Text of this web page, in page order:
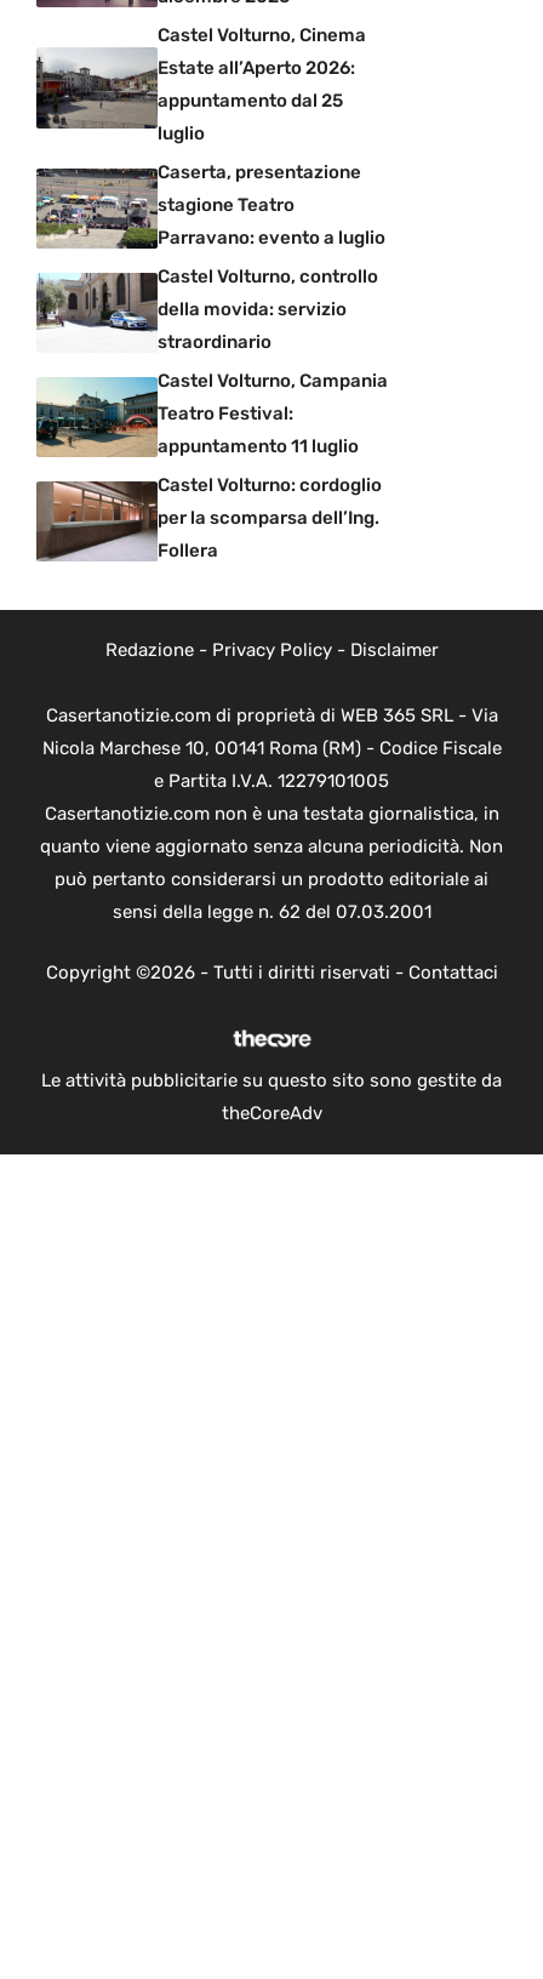
Castel Volturno, Cinema
Estate all’Aperto 2026:
appuntamento dal 25
luglio
Caserta, presentazione
stagione Teatro
Parravano: evento a luglio
Castel Volturno, controllo
della movida: servizio
straordinario
Castel Volturno, Campania
Teatro Festival:
appuntamento 11 luglio
Castel Volturno: cordoglio
per la scomparsa dell’Ing.
Follera
Redazione- Privacy Policy- Disclaimer
Casertanotizie.com di proprietà di WEB 365 SRL - Via
Nicola Marchese 10, 00141 Roma (RM) - Codice Fiscale
e Partita I.V.A. 12279101005
Casertanotizie.com non è una testata giornalistica, in
quanto viene aggiornato senza alcuna periodicità. Non
può pertanto considerarsi un prodotto editoriale ai
sensi della legge n. 62 del 07.03.2001
Copyright ©2026 - Tutti i diritti riservati - Contattaci
Le attività pubblicitarie su questo sito sono gestite da
theCoreAdv